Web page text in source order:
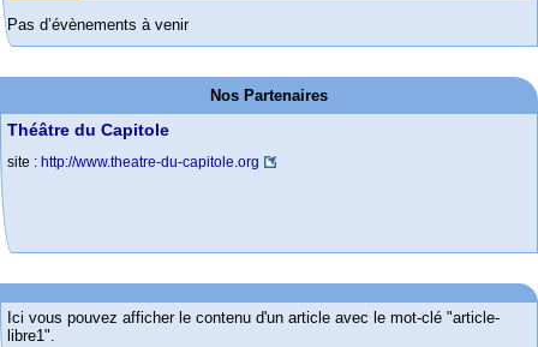
Pas d’évènements à venir
Nos Partenaires
Théâtre du Capitole
site : http://www.theatre-du-capitole.org
Ici vous pouvez afficher le contenu d'un article avec le mot-clé "article-
libre1".